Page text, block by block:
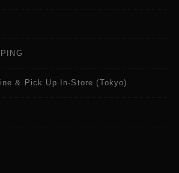
& Pick Up In-Store (Tokyo)